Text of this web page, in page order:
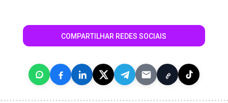
COMPARTILHAR REDES SOCIAIS